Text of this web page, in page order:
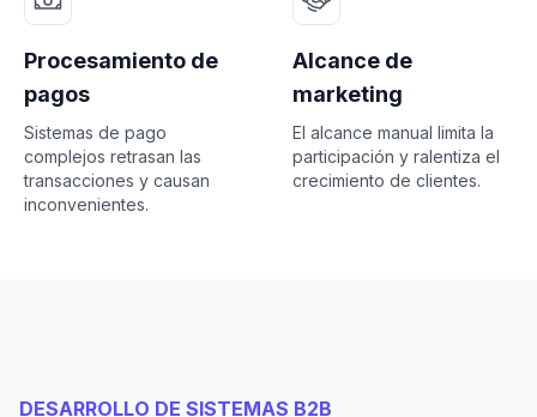
Procesamiento de
pagos
Sistemas de pago
complejos retrasan las
transacciones y causan
inconvenientes.
Alcance de
marketing
El alcance manual limita la
participación y ralentiza el
crecimiento de clientes.
DESARROLLO DE SISTEMAS B2B